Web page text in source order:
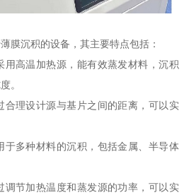
膜沉积的设备，其主要特点包括：
高温加热源，能有效蒸发材料，沉积
。
理设计源与基片之间的距离，可以实
多种材料的沉积，包括金属、半导体
节加热温度和蒸发源的功率，可以实